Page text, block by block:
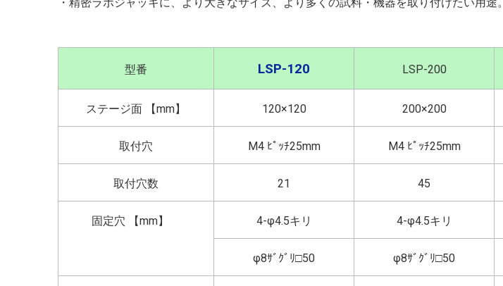
型番 LSP-120 LSP-200
ステージ面 【mm】 120×120 200×200
取付穴 M4 ﾋﾟｯﾁ25mm M4 ﾋﾟｯﾁ25mm
取付穴数 21 45
固定穴 【mm】 4-φ4.5キリ 4-φ4.5キリ
φ8ｻﾞｸﾞﾘ□50 φ8ｻﾞｸﾞﾘ□50